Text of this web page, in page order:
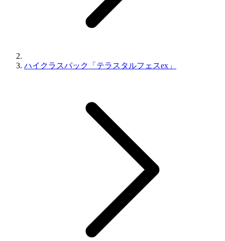
ハイクラスパック「テラスタルフェスex」